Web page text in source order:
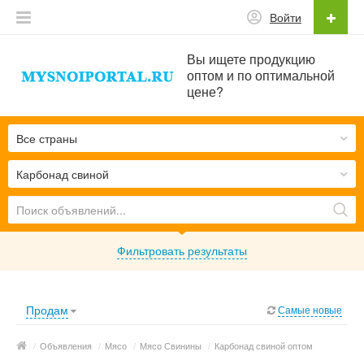
Вы ищете продукцию
оптом и по оптимальной
цене?
Войти
Карбонад свиной
Все страны
Фильтровать результаты
Продам Самые новые
/ Объявления / Мясо / Мясо Свинины / Карбонад свиной оптом